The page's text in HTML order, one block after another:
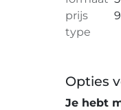
prijs
type
Opties
Je hebt